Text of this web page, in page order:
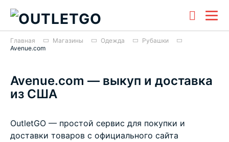
Главная Магазины Одежда
Рубашки
Avenue.com
Avenue.com — выкуп и доставка
из США
OutletGO — простой сервис для покупки и
доставки товаров с официального сайта